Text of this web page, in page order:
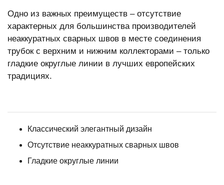
Одно из важных преимуществ – отсутствие
характерных для большинства производителей
неаккуратных сварных швов в месте соединения
трубок с верхним и нижним коллекторами – только
гладкие округлые линии в лучших европейских
традициях.
Классический элегантный дизайн
Отсутствие неаккуратных сварных швов
Гладкие округлые линии